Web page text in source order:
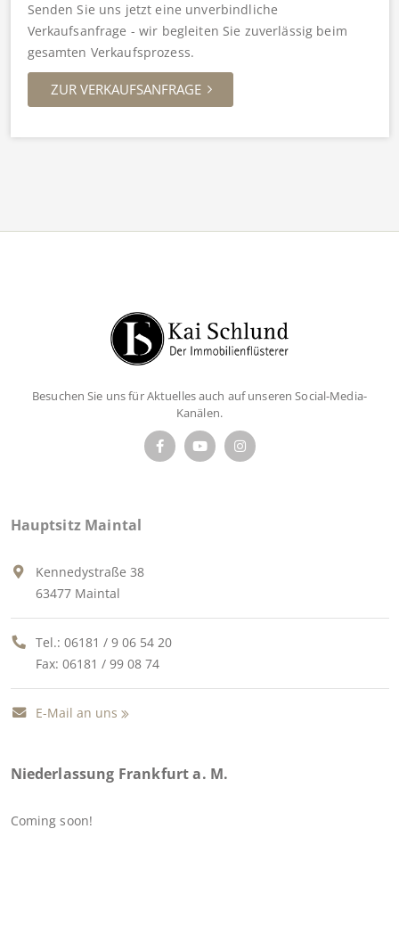
Senden Sie uns jetzt eine unverbindliche
Verkaufsanfrage - wir begleiten Sie zuverlässig beim
gesamten Verkaufsprozess.
ZUR VERKAUFSANFRAGE
Besuchen Sie uns für Aktuelles auch auf unseren Social-Media-
Kanälen.
Hauptsitz Maintal
Kennedystraße 38
63477 Maintal
Tel.: 06181 / 9 06 54 20
Fax: 06181 / 99 08 74
E-Mail an uns
Niederlassung Frankfurt a. M.
Coming soon!